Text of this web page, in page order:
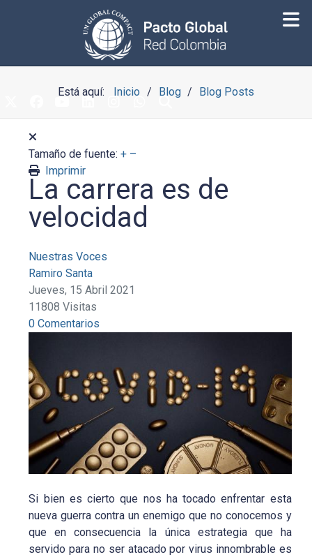
Está aquí: Inicio Blog Blog Posts
Tamaño de fuente: + –
Imprimir
La carrera es de
velocidad
Nuestras Voces
Ramiro Santa
Jueves, 15 Abril 2021
11808 Visitas
0 Comentarios
Si bien es cierto que nos ha tocado enfrentar esta
nueva guerra contra un enemigo que no conocemos y
que en consecuencia la única estrategia que ha
servido para no ser atacado por virus innombrable es